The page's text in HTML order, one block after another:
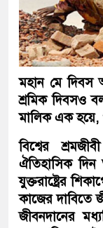
মহান মে দিবস
শ্রমিক দিবসও
মালিক এক
বিশ্বের
ঐতিহাসিক
যুক্তরাষ্ট্রের
কাজের দাবিতে
জীবনদানের